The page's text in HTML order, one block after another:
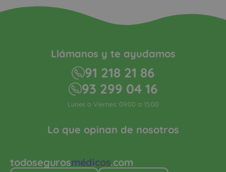
todosegurosmédicos.com
Lo que opinan de nosotros
Llámanos y te ayudamos
91 218 21 86
93 299 04 16
Lunes a Viernes: 09:00 a 15:00